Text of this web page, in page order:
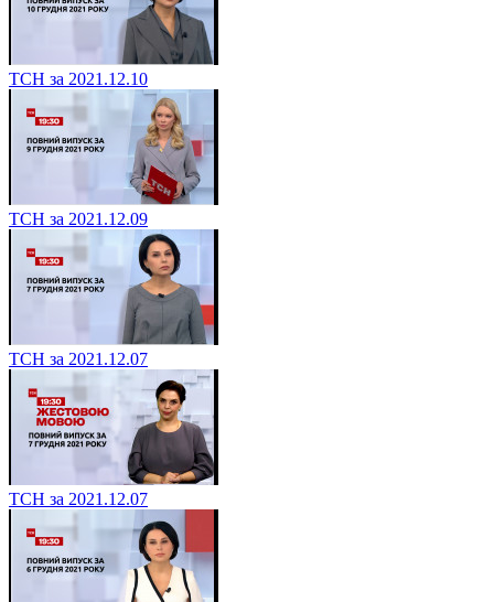
ТСН за 2021.12.10
ТСН за 2021.12.09
ТСН за 2021.12.07
ТСН за 2021.12.07